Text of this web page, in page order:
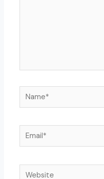
Name*
Email*
Website